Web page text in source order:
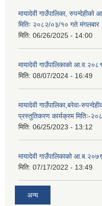
मायादेवी गाउँपालिका,
मितिः २०८२/०३/१० गते मंगलबार
मिति: 06/26/2025 - 14:00
मायादेवी गाउँपालिकाको
मिति: 08/07/2024 - 16:49
मायादेवी गाउँपालिका,बरेवा-
प्रस्तुतिकरण कार्यक्रम मितिः-
मिति: 06/25/2023 - 13:12
मायादेवी गाउँपालिकाको
मिति: 07/17/2022 - 13:49
अन्य